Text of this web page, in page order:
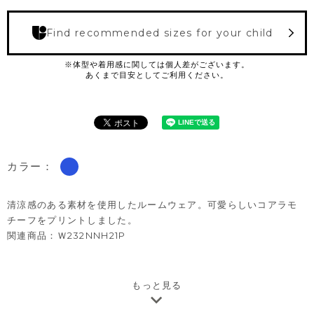
Find recommended sizes for your child
カラー：
清涼感のある素材を使用したルームウェア。可愛らしいコアラモ
チーフをプリントしました。
関連商品： Ｗ232NNH21P
注意）サイズによって仕様が変わりますので予めご了承くださ
もっと見る